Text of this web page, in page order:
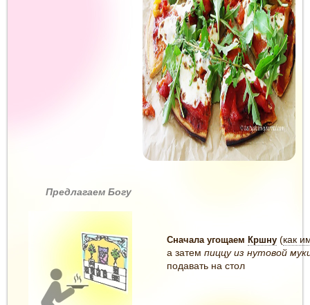
Предлагаем Богу
Сначала угощаем Кршну (как
а затем пиццу из нутовой
подавать на стол